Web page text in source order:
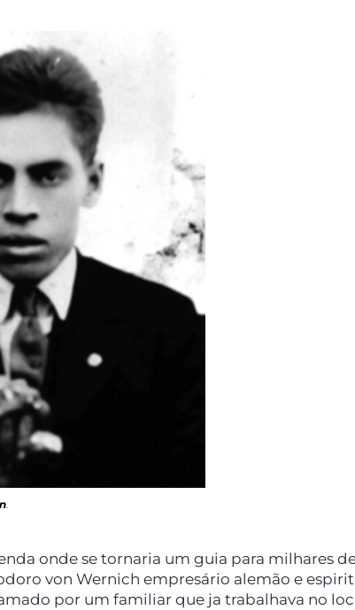
onde se tornaria um guia para milhares
von Wernich empresário alemão e
por um familiar que ja trabalhava no